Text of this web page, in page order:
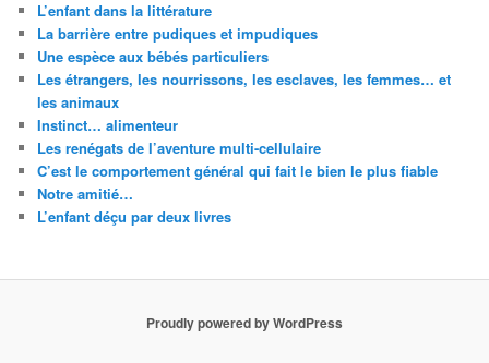
L’enfant dans la littérature
La barrière entre pudiques et impudiques
Une espèce aux bébés particuliers
Les étrangers, les nourrissons, les esclaves, les femmes… et
les animaux
Instinct… alimenteur
Les renégats de l’aventure multi-cellulaire
C’est le comportement général qui fait le bien le plus fiable
Notre amitié…
L’enfant déçu par deux livres
Proudly powered by WordPress